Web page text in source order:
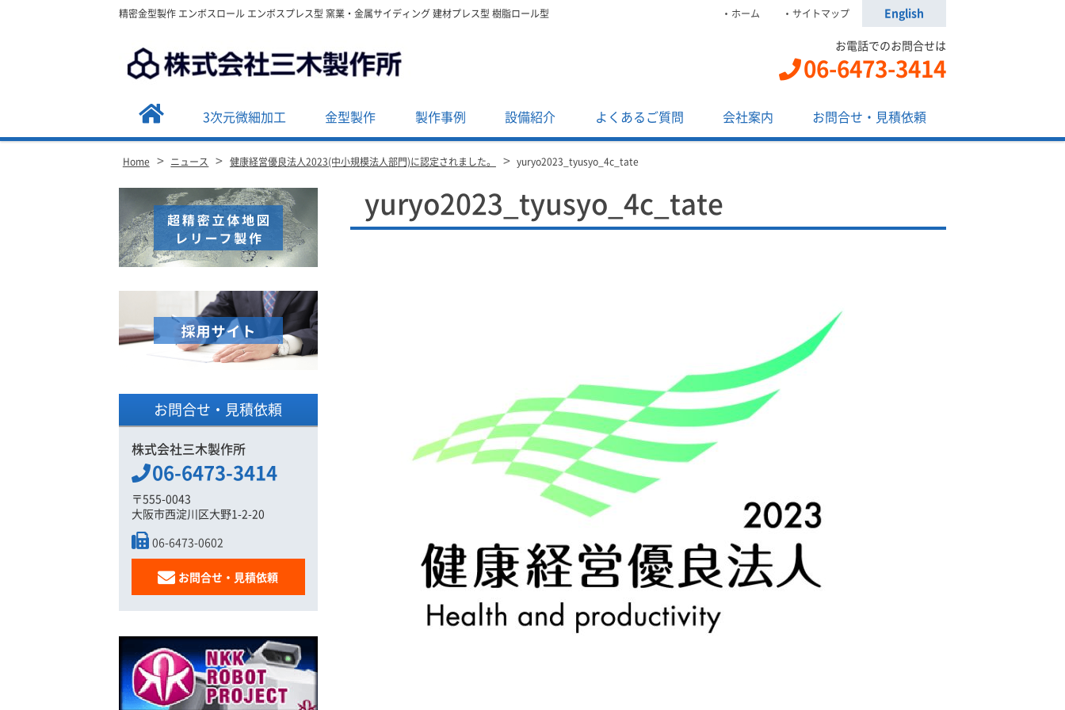
精密金型製作 エンボスロール エンボスプレス型 窯業・金属サイディング 建材プレス型 樹脂ロール型 ホーム サイトマップ English
お電話でのお問合せは
06-6473-3414
3次元微細加工 金型製作 製作事例 設備紹介 よくあるご質問 会社案内 お問合せ・見積依頼
Home > ニュース > 健康経営優良法人2023(中小規模法人部門)に認定されました。 > yuryo2023_tyusyo_4c_tate
yuryo2023_tyusyo_4c_tate
お問合せ・見積依頼
株式会社三木製作所
06-6473-3414
〒555-0043
大阪市西淀川区大野1-2-20
06-6473-0602
お問合せ・見積依頼